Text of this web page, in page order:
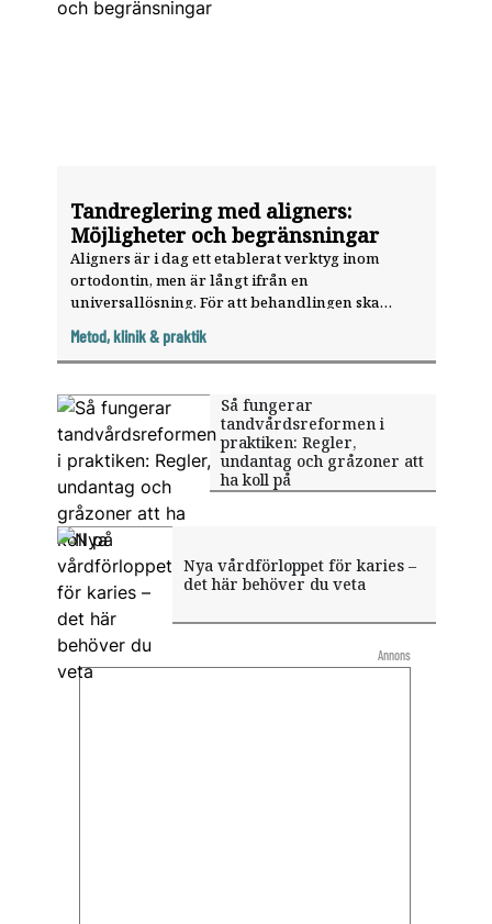
Tema: Ortodonti
Tandreglering med aligners:
Möjligheter och begränsningar
Aligners är i dag ett etablerat verktyg inom
ortodontin, men är långt ifrån en
universallösning. För att behandlingen ska
planering och rätt patienturval.
Metod, klinik & praktik
Så fungerar
tandvårdsreformen i
praktiken: Regler,
undantag och gråzoner att
ha koll på
Nya vårdförloppet för karies –
det här behöver du veta
Annons